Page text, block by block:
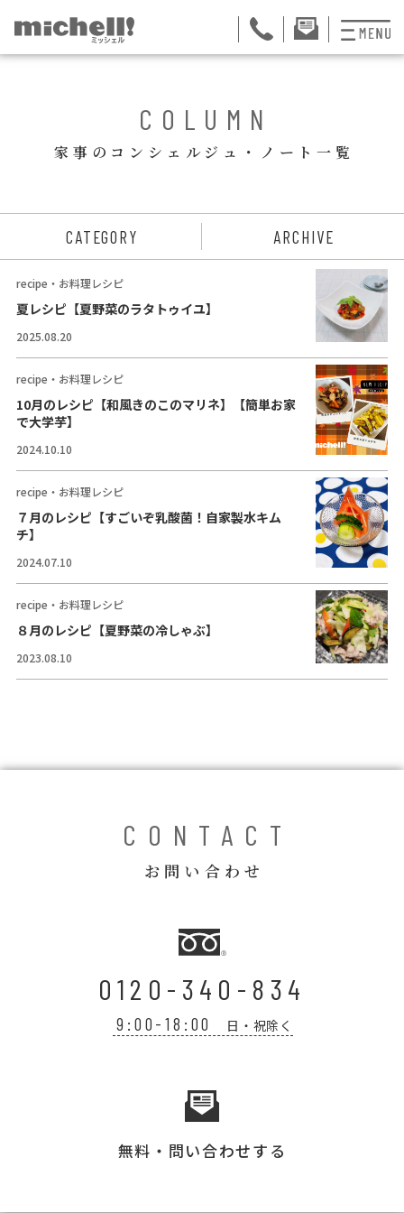
お掃除代行
おためしサービス
サービス一覧
ご契約者さま限定サ
会社紹介
お知らせ
家事スタッフ募集
お問い合わせ
COLUMN
家事のコンシェルジュ・ノート一覧
CATEGORY ARCHIVE
recipe・お料理レシピ
夏レシピ【夏野菜のラタトゥイユ】
2025.08.20
recipe・お料理レシピ
10月のレシピ【和風きのこのマリネ】【簡単お家
で大学芋】
2024.10.10
recipe・お料理レシピ
７月のレシピ【すごいぞ乳酸菌！自家製水キム
チ】
2024.07.10
recipe・お料理レシピ
８月のレシピ【夏野菜の冷しゃぶ】
2023.08.10
CONTACT
お問い合わせ
0120-340-834
9:00-18:00 日・祝除く
無料・問い合わせする